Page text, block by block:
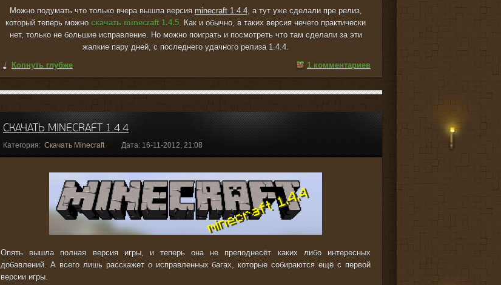
Можно подумать что только вчера вышла версия minecraft 1.4.4, а тут уже сделали пре релиз,
который теперь можно скачать minecraft 1.4.5. Как и обычно, в таких версия нечего практически
нет, только не большие исправление. Но можно поиграть и посмотреть что там сделали за эти
жалкие пару дней, с последнего удачного релиза 1.4.4.
Копнуть глубже
1 комментариев
СКАЧАТЬ MINECRAFT 1.4.4
Категория: Скачать Minecraft Дата: 16-11-2012, 21:08
Опять вышла полная версия игры, и теперь она не преподнесёт каких либо интересных
добавлений. А всего лишь расскажет о исправленных багах, которые собираются ещё с первой
версии игры.